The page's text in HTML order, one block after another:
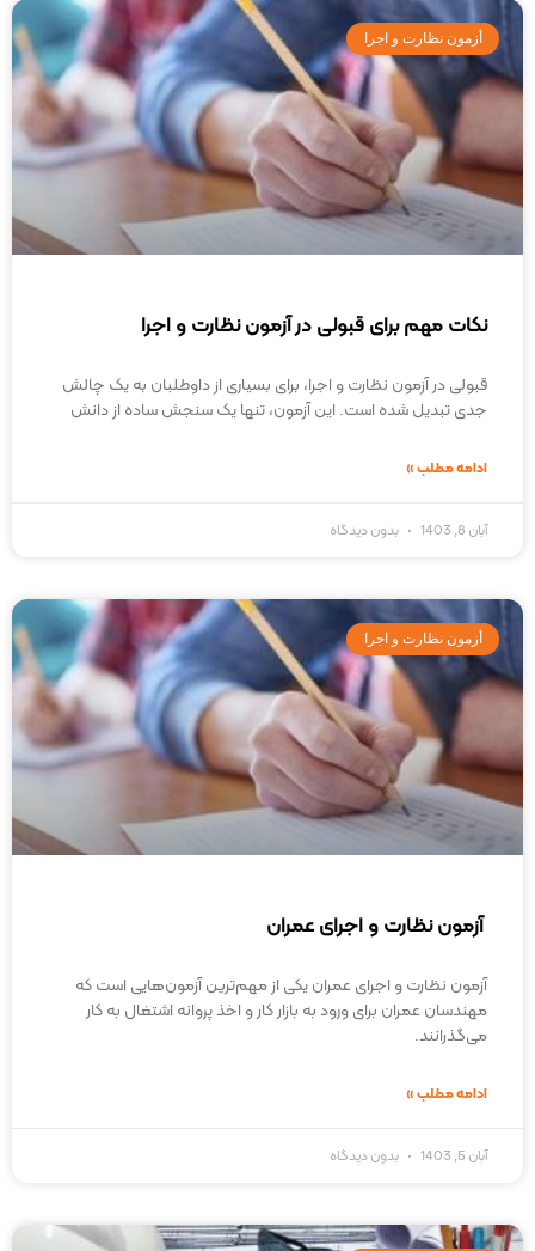
أزمون نظارت و اجرا
نکات مهم برای قبولی در آزمون نظارت و اجرا
قبولی در آزمون نظارت و اجرا، برای بسیاری از داوطلبان به یک چالش
جدی تبدیل شده است. این آزمون، تنها یک سنجش ساده از دانش
ادامه مطلب »
آبان 8, 1403 بدون دیدگاه
أزمون نظارت و اجرا
آزمون نظارت و اجرای عمران
آزمون نظارت و اجرای عمران یکی از مهم‌ترین آزمون‌هایی است که
مهندسان عمران برای ورود به بازار کار و اخذ پروانه اشتغال به کار
می‌گذرانند.
ادامه مطلب »
آبان 5, 1403 بدون دیدگاه